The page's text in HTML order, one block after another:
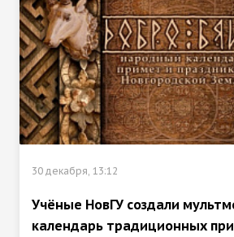
30 декабря, 13:12
Учёные НовГУ создали
календарь традиционных